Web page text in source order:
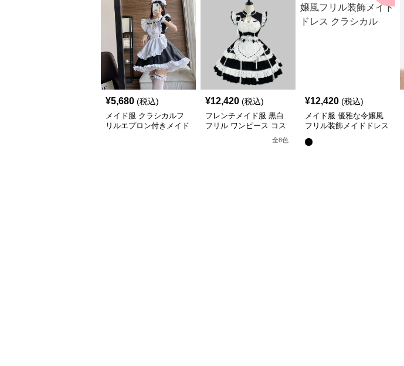
¥5,680 (税込)
メイド服 クラシカルフ
リルエプロン付きメイド
¥12,420 (税込)
フレンチメイド服 黒白
フリル ワンピース コス
全8色
¥12,420 (税込)
メイド服 優雅な令嬢風
フリル装飾メイドドレス